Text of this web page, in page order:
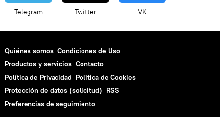
Telegram Twitter VK
Quiénes somos Condiciones de Uso
Productos y servicios Contacto
Política de Privacidad Politica de Cookies
Protección de datos (solicitud) RSS
Preferencias de seguimiento